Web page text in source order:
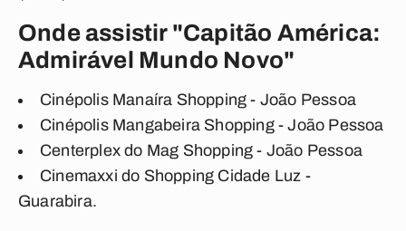
Onde assistir "Capitão América:
Admirável Mundo Novo"
Cinépolis Manaíra Shopping - João Pessoa
Cinépolis Mangabeira Shopping - João Pessoa
Centerplex do Mag Shopping - João Pessoa
Cinemaxxi do Shopping Cidade Luz -
Guarabira.